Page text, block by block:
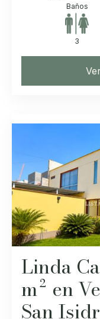
Baños
3
Linda
m² en
San